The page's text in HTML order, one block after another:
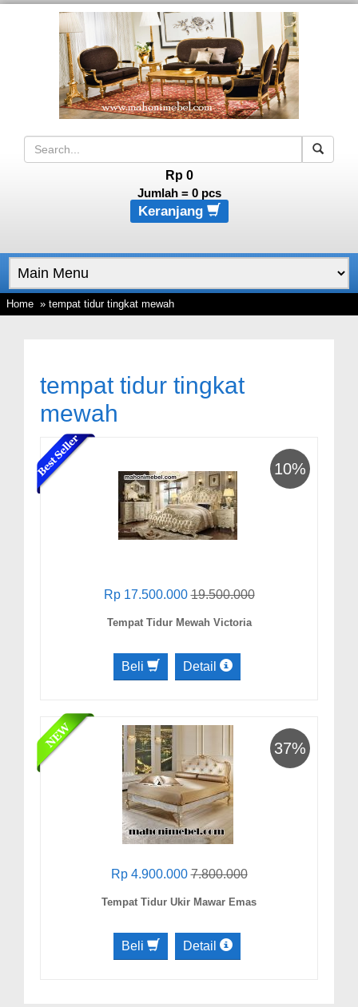
Rp 0
Jumlah = 0pcs
Keranjang
Home » tempat tidur tingkat mewah
tempat tidur tingkat
mewah
10%
Rp 17.500.00019.500.000
Tempat Tidur Mewah Victoria
Beli Detail
37%
Rp 4.900.0007.800.000
Tempat Tidur Ukir Mawar Emas
Beli Detail